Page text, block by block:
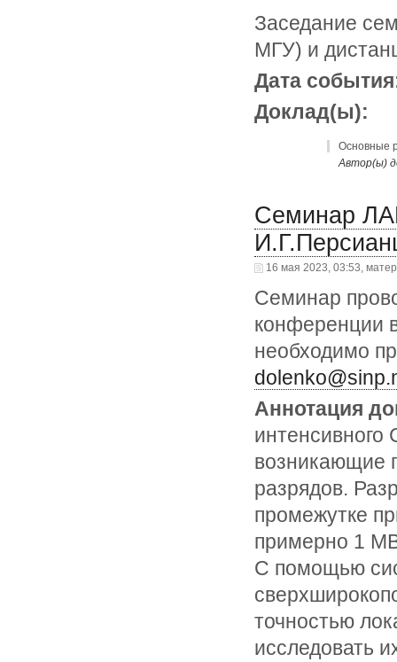
Заседание
МГУ) и
Дата
Доклад(ы):
Основные
Автор(ы)
Семинар
16 мая 2023, 03:53,
Семинар
конференции
необходимо
Аннотация
интенсивного
возникающие
разрядов.
промежутке
примерно 1
С помощью
точностью
исследовать